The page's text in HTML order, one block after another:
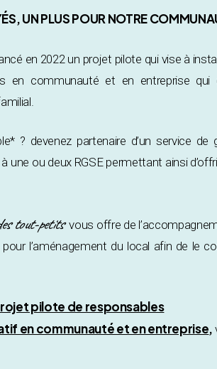
UN PLUS POUR NOTRE
en 2022 un projet pilote qui vise à
en communauté et en entreprise qui
? devenez partenaire d’un service
une ou deux RGSE permettant ainsi
tout-petitsvous offre de
l’aménagement du local afin de le
pilote de responsables
en communauté et en entreprise,